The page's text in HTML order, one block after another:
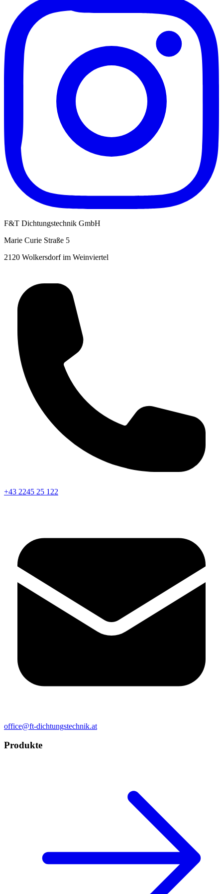
F&T Dichtungstechnik GmbH
Marie Curie Straße 5
2120 Wolkersdorf im Weinviertel
+43 2245 25 122
office@ft-dichtungstechnik.at
Produkte